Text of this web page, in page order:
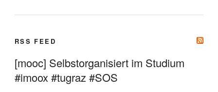
RSS FEED
[mooc] Selbstorganisiert im Studium
#imoox #tugraz #SOS